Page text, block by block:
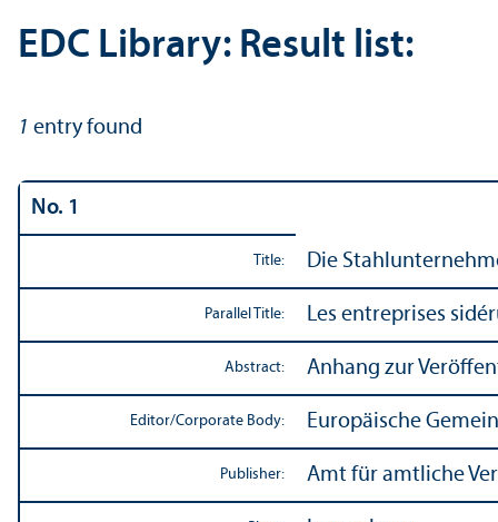
EDC Library: Result list:
1 entry found
No. 1
Title: Die
Parallel Title: Les entreprises
Abstract: Anhang zur
Editor/Corporate Body: Europäische
Publisher: Amt für amtliche